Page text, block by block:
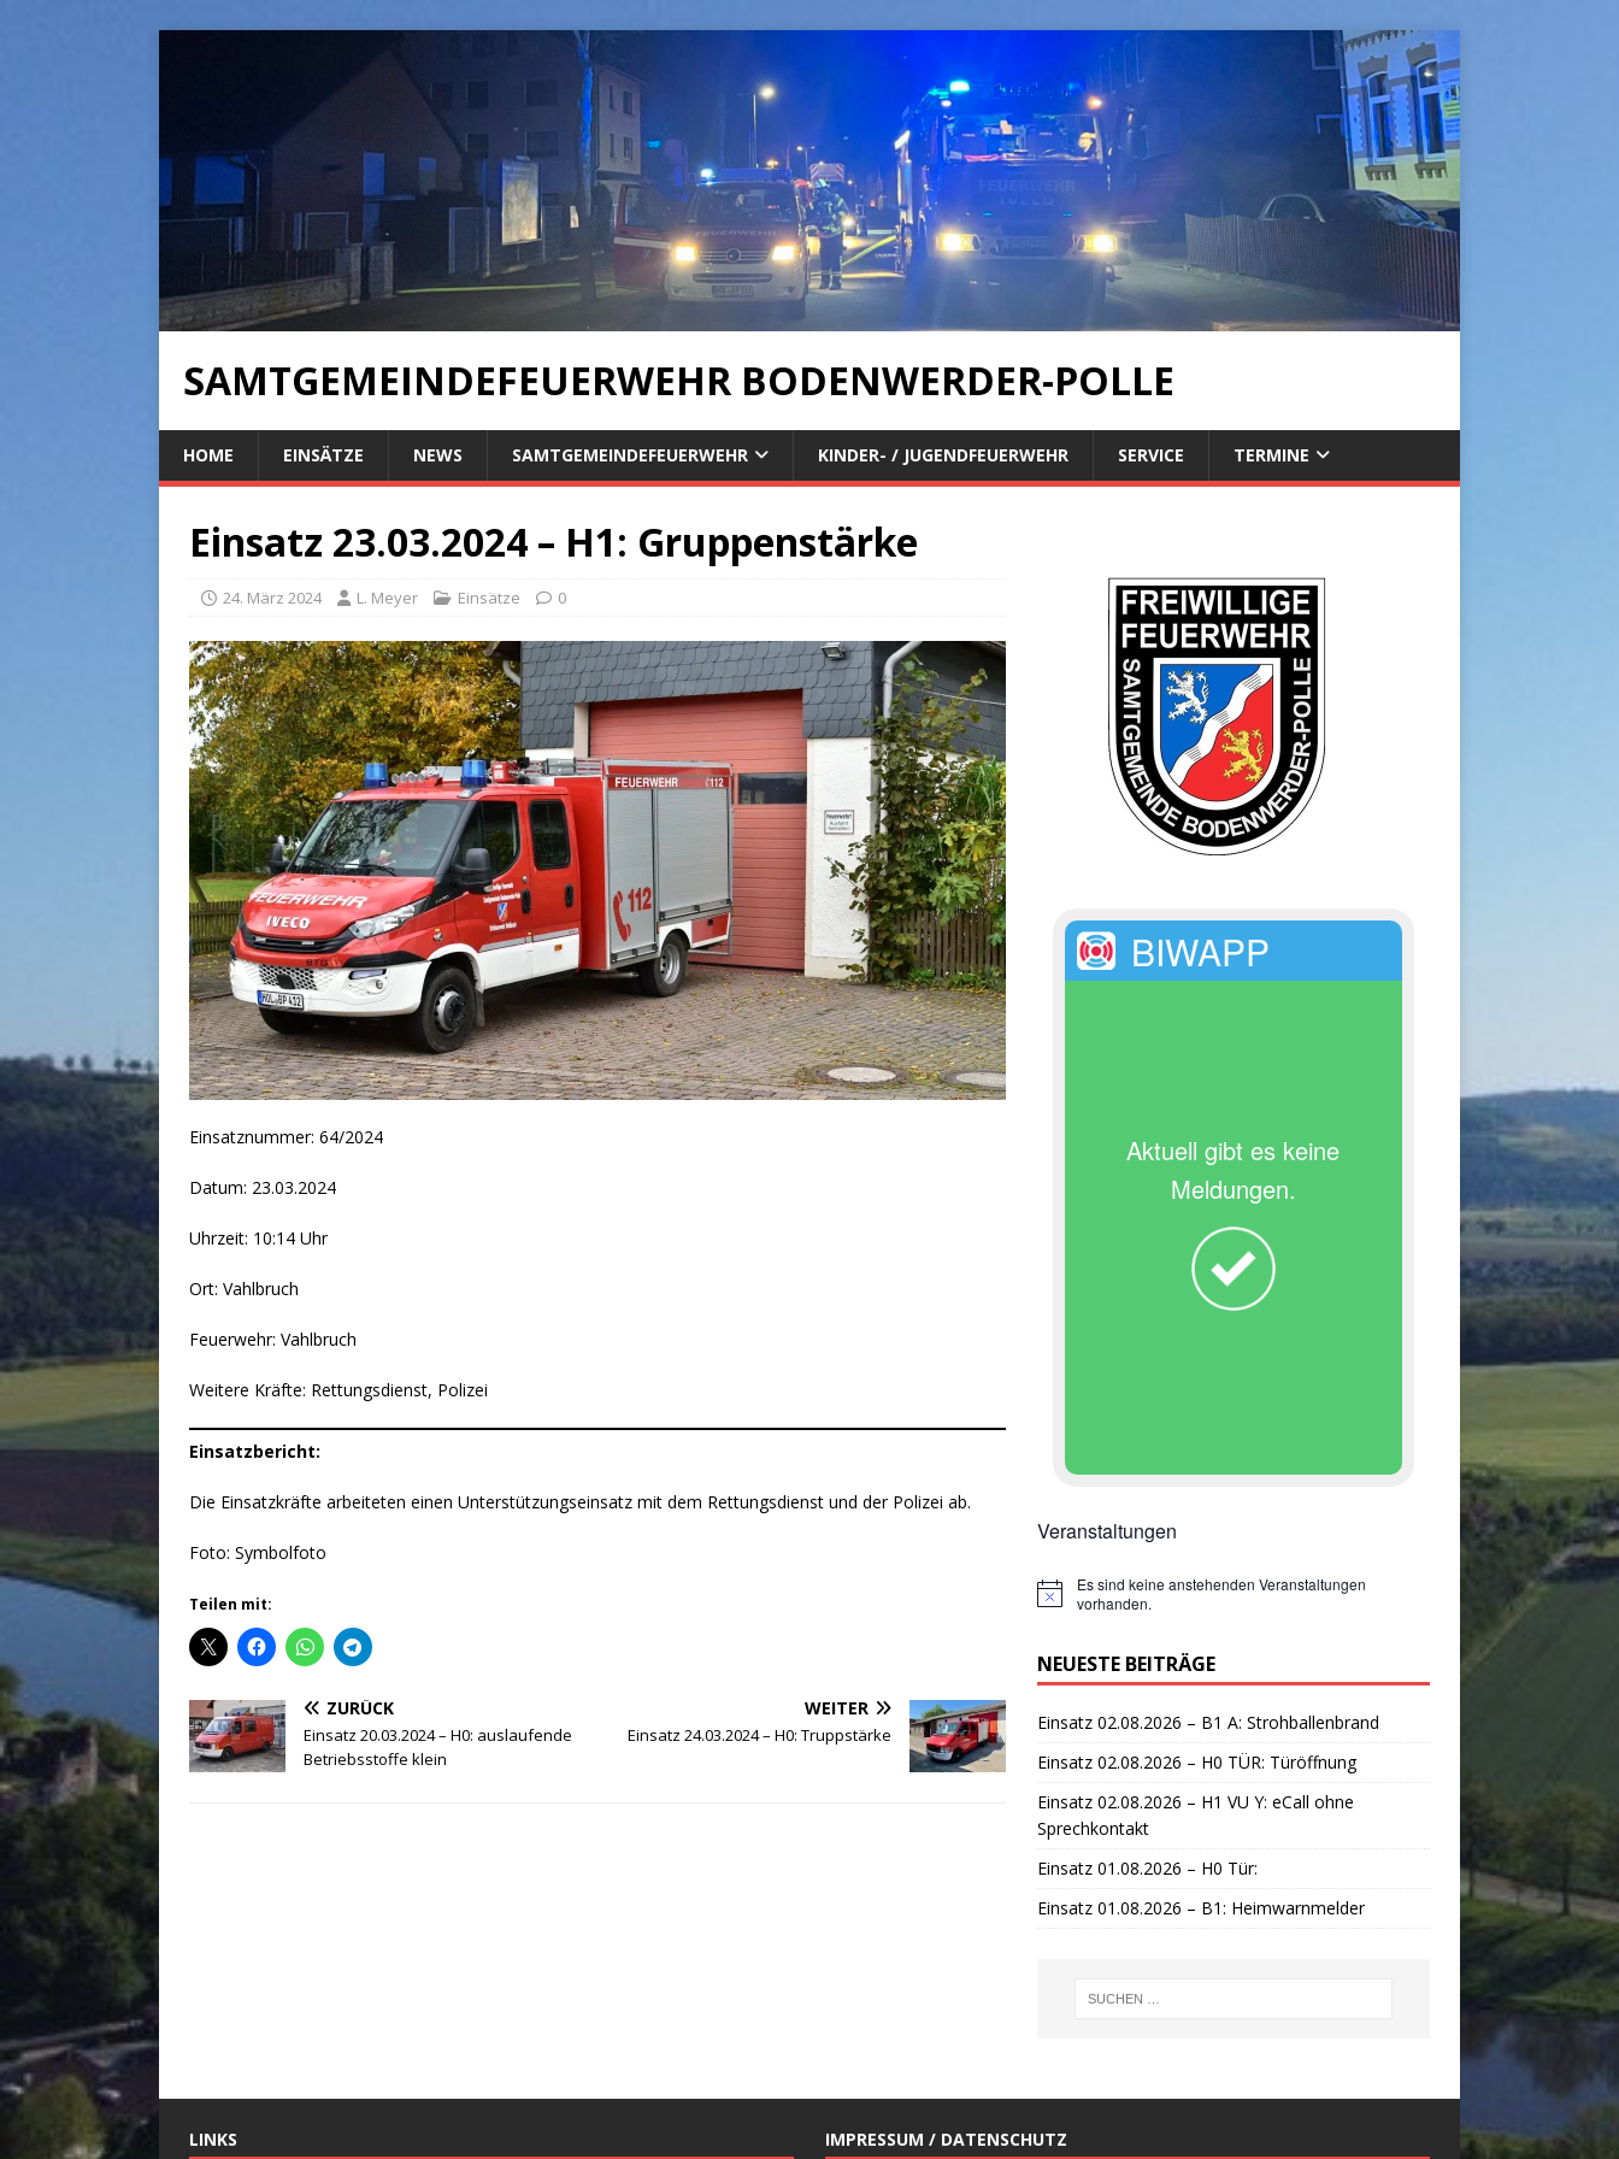
SAMTGEMEINDEFEUERWEHR BODENWERDER-POLLE
HOME EINSÄTZE NEWS SAMTGEMEINDEFEUERWEHR KINDER- / JUGENDFEUERWEHR SERVICE TERMINE
Einsatz 23.03.2024 – H1: Gruppenstärke
24. März 2024 L. Meyer Einsätze 0
Einsatznummer: 64/2024
Datum: 23.03.2024
Uhrzeit: 10:14 Uhr
Ort: Vahlbruch
Feuerwehr: Vahlbruch
Weitere Kräfte: Rettungsdienst, Polizei
Einsatzbericht:
Die Einsatzkräfte arbeiteten einen Unterstützungseinsatz mit dem Rettungsdienst und der Polizei ab.
Foto: Symbolfoto
Teilen mit:
ZURÜCK
Einsatz 20.03.2024 – H0: auslaufende
Betriebsstoffe klein
WEITER
Einsatz 24.03.2024 – H0: Truppstärke
BIWAPP
Aktuell gibt es keine
Meldungen.
Veranstaltungen
H
w
e
s
Es sind keine anstehenden Veranstaltungen
vorhanden.
NEUESTE BEITRÄGE
Einsatz 02.08.2026 – B1 A: Strohballenbrand
Einsatz 02.08.2026 – H0 TÜR: Türöffnung
Einsatz 02.08.2026 – H1 VU Y: eCall ohne
Sprechkontakt
Einsatz 01.08.2026 – H0 Tür:
Einsatz 01.08.2026 – B1: Heimwarnmelder
LINKS IMPRESSUM / DATENSCHUTZ